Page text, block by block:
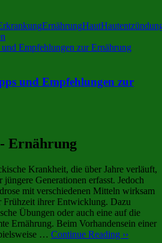
ErnährungHaut
und Empfehlungen zur
Ernährung
Krankheit, die über Jahre verläuft,
Generationen erfasst. Jedoch
mit verschiedenen Mitteln wirksam
Frühzeit ihrer Entwicklung. Dazu
Übungen oder auch eine auf die
Ernährung. Beim Vorhandensein einer
… Continue Reading ››